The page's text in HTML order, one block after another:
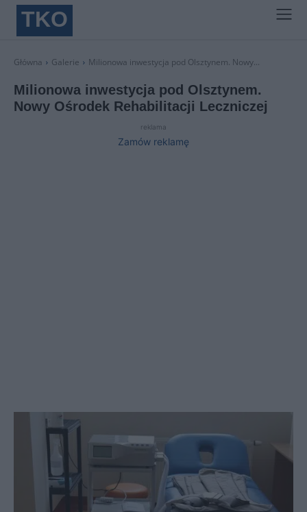
TKO
Główna Galerie Milionowa inwestycja pod Olsztynem. Nowy...
Milionowa inwestycja pod Olsztynem.
Nowy Ośrodek Rehabilitacji Leczniczej
reklama
Zamów reklamę